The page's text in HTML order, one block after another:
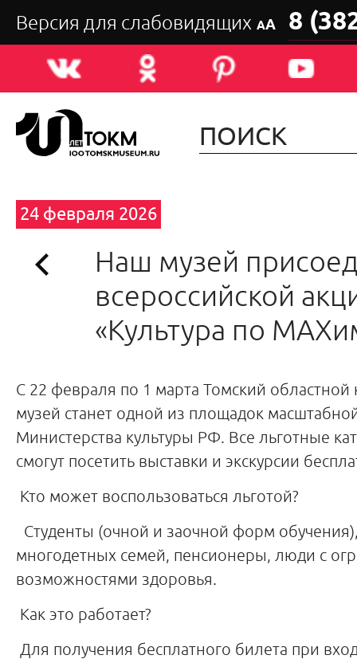
Версия для слабовидящих АА 8
24 февраля 2026
Наш музей
всероссийской
«Культура по
С 22 февраля по 1 марта Томский областной
музей станет одной из площадок
Министерства культуры РФ. Все льготные
смогут посетить выставки и экскурсии
Кто может воспользоваться льготой?
Студенты (очной и заочной форм
многодетных семей, пенсионеры, люди с
возможностями здоровья.
Как это работает?
Для получения бесплатного билета при